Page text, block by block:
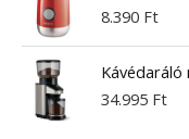
8.390 Ft
34.995 Ft